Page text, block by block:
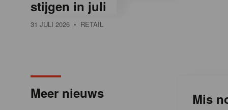
stijgen in juli
31 JULI 2026 • RETAIL
Meer nieuws Mis